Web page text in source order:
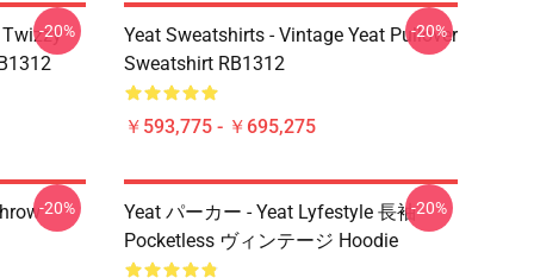
Twizzy
-20%
Yeat Sweatshirts - Vintage Yeat Pullover
Sweatshirt RB1312
￥593,775 - ￥695,275
-20%
-20%
Yeat パーカー - Yeat Lyfestyle 長袖
Pocketless ヴィンテージ Hoodie
-20%